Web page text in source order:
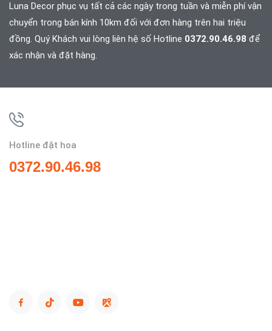
Luna Decor phục vụ tất cả các ngày trong tuần và miễn phí vận
chuyển trong bán kính 10km đối với đơn hàng trên hai triệu
đồng. Quý Khách vui lòng liên hệ số Hotline 0372.90.46.98 để
xác nhận và đặt hàng.
Hotline đặt hoa
0372.90.46.98